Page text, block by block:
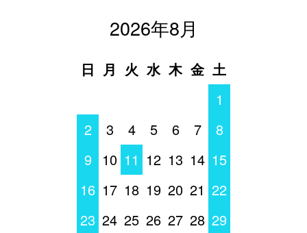
2026年8月
日 月 火 水 木 金 土
1
2
3 4 5 6 7
8
9
10 11 12 13 14 15
16 17 18 19 20 21 22
23 24 25 26 27 28 29